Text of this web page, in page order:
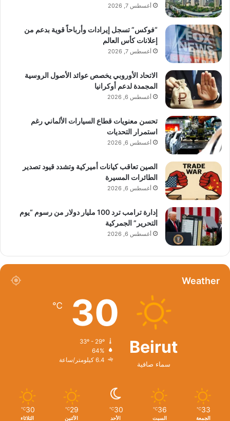
أغسطس 7, 2026
“فوكس” تسجل إيرادات وأرباحاً قوية بدعم من
إعلانات كأس العالم
أغسطس 7, 2026
الاتحاد الأوروبي يخصص عوائد الأصول الروسية
المجمدة لدعم أوكرانيا
أغسطس 6, 2026
تحسن معنويات قطاع السيارات الألماني رغم
استمرار التحديات
أغسطس 6, 2026
الصين تعاقب كيانات أميركية وتشدد قيود تصدير
الطائرات المسيرة
أغسطس 6, 2026
إدارة ترامب ترد 100 مليار دولار من رسوم “يوم
التحرير” الجمركية
أغسطس 6, 2026
Weather
Beirut
سماء صافية
30
℃
64%
6.4 كيلومتر/ساعة
33
℃
الجمعة
36
℃
السبت
30
℃
الأحد
29
℃
الأثنين
30
℃
الثلاثاء